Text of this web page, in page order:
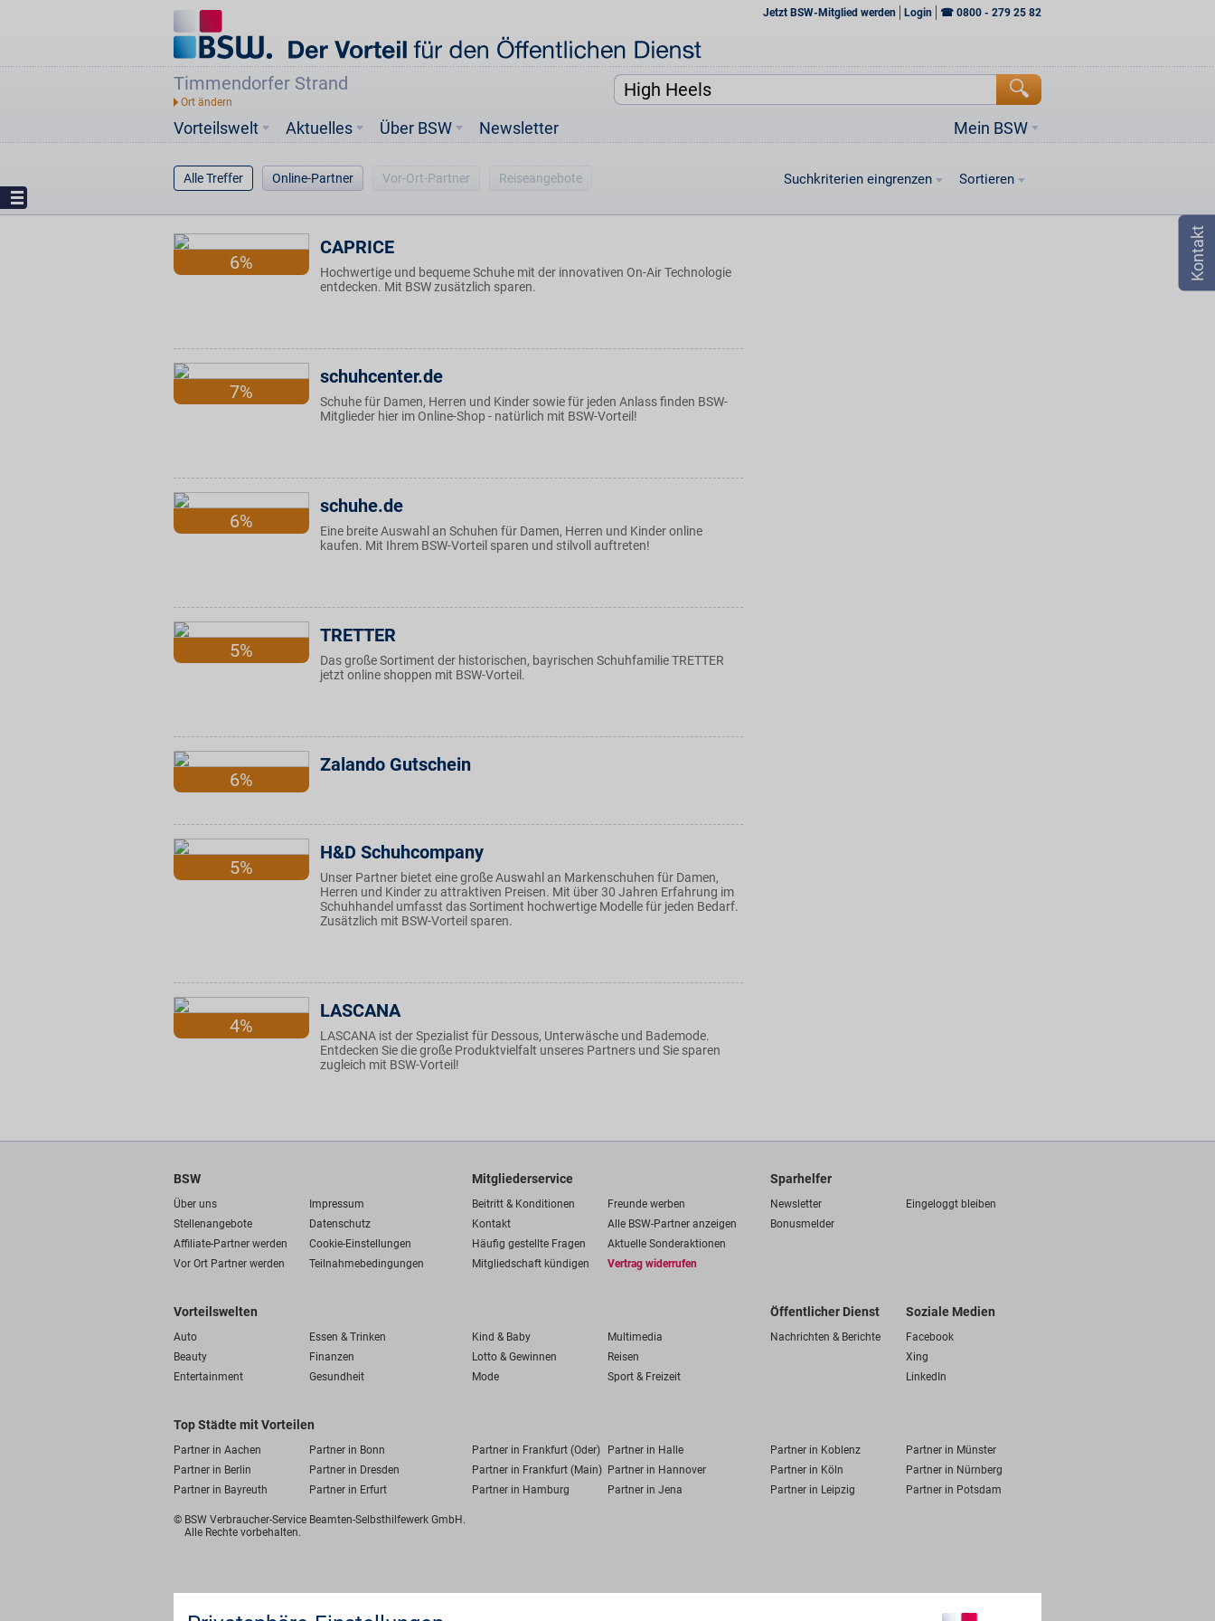
Jetzt BSW-Mitglied werden Login ☎ 0800 - 279 25 82
Timmendorfer Strand
Vorteilswelt Mein BSW
Aktuelles Über BSW Newsletter
Alle Treffer Online-Partner Vor-Ort-Partner Reiseangebote Suchkriterien eingrenzen Sortieren
6%
CAPRICE
Hochwertige und bequeme Schuhe mit der innovativen On-Air Technologie
entdecken. Mit BSW zusätzlich sparen.
7%
schuhcenter.de
Schuhe für Damen, Herren und Kinder sowie für jeden Anlass finden BSW-
Mitglieder hier im Online-Shop - natürlich mit BSW-Vorteil!
6%
schuhe.de
Eine breite Auswahl an Schuhen für Damen, Herren und Kinder online
kaufen. Mit Ihrem BSW-Vorteil sparen und stilvoll auftreten!
5%
TRETTER
Das große Sortiment der historischen, bayrischen Schuhfamilie TRETTER
jetzt online shoppen mit BSW-Vorteil.
6%
Zalando Gutschein
5%
H&D Schuhcompany
Unser Partner bietet eine große Auswahl an Markenschuhen für Damen,
Herren und Kinder zu attraktiven Preisen. Mit über 30 Jahren Erfahrung im
Schuhhandel umfasst das Sortiment hochwertige Modelle für jeden Bedarf.
Zusätzlich mit BSW-Vorteil sparen.
4%
LASCANA
LASCANA ist der Spezialist für Dessous, Unterwäsche und Bademode.
Entdecken Sie die große Produktvielfalt unseres Partners und Sie sparen
zugleich mit BSW-Vorteil!
BSW
Über uns
Impressum
Stellenangebote
Datenschutz
Affiliate-Partner werden
Cookie-Einstellungen
Vor Ort Partner werden
Teilnahmebedingungen
Mitgliederservice
Beitritt & Konditionen
Freunde werben
Kontakt
Alle BSW-Partner anzeigen
Häufig gestellte Fragen
Aktuelle Sonderaktionen
Mitgliedschaft kündigen
Vertrag widerrufen
Sparhelfer
Newsletter
Eingeloggt bleiben
Bonusmelder
Vorteilswelten
Auto Essen & Trinken Kind & Baby
Multimedia
Beauty
Finanzen Lotto & Gewinnen
Reisen
Entertainment
Gesundheit Mode Sport & Freizeit
Öffentlicher Dienst
Nachrichten & Berichte
Soziale Medien
Facebook
Xing
LinkedIn
Top Städte mit Vorteilen
Partner in Aachen Partner in Bonn Partner in Frankfurt (Oder) Partner in Halle Partner in Koblenz
Partner in Münster
Partner in Berlin
Partner in Dresden Partner in Frankfurt (Main) Partner in Hannover Partner in Köln
Partner in Nürnberg
Partner in Bayreuth
Partner in Erfurt Partner in Hamburg Partner in Jena Partner in Leipzig Partner in Potsdam
© BSW Verbraucher-Service Beamten-Selbsthilfewerk GmbH.
Alle Rechte vorbehalten.